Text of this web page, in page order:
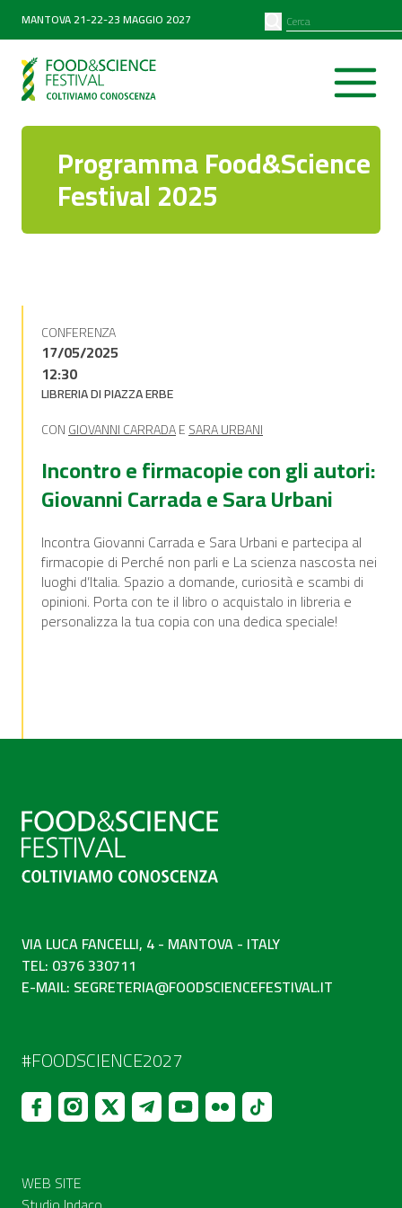
MANTOVA 21-22-23 MAGGIO 2027
Programma Food&Science
Festival 2025
CONFERENZA
17/05/2025
12:30
LIBRERIA DI PIAZZA ERBE
CONGIOVANNI CARRADAESARA URBANI
Incontro e firmacopie con gli autori:
Giovanni Carrada e Sara Urbani
Incontra Giovanni Carrada e Sara Urbani e partecipa al
firmacopie di Perché non parli e La scienza nascosta nei
luoghi d’Italia. Spazio a domande, curiosità e scambi di
opinioni. Porta con te il libro o acquistalo in libreria e
personalizza la tua copia con una dedica speciale!
VIA LUCA FANCELLI, 4 - MANTOVA - ITALY
TEL: 0376 330711
E-MAIL: SEGRETERIA@FOODSCIENCEFESTIVAL.IT
#FOODSCIENCE2027
WEB SITE
PARTNER
Diventa partner
SEARCH